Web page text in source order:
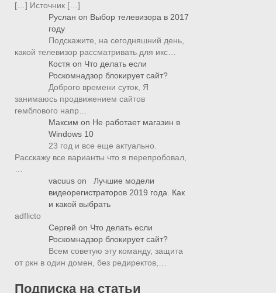
[…] Источник […]
Руслан on Выбор телевизора в 2017
году
Подскажите, на сегодняшний день,
какой телевизор рассматривать для икс…
Костя on Что делать если
Роскомнадзор блокирует сайт?
Доброго времени суток, Я
занимаюсь продвижением сайтов
гемблового напр…
Максим on Не работает магазин в
Windows 10
23 год и все еще актуально.
Расскажу все варианты что я перепробовал,
vacuus on
Лучшие модели
видеорегистраторов 2019 года. Как
и какой выбрать
adflicto
Сергей on Что делать если
Роскомнадзор блокирует сайт?
Всем советую эту команду, защита
от ркн в один домен, без редиректов,…
Подписка на статьи